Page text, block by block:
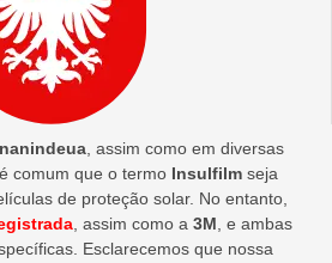
, assim como em diversas
comum que o termo Insulfilm seja
de proteção solar. No entanto,
, assim como a 3M, e ambas
Esclarecemos que nossa